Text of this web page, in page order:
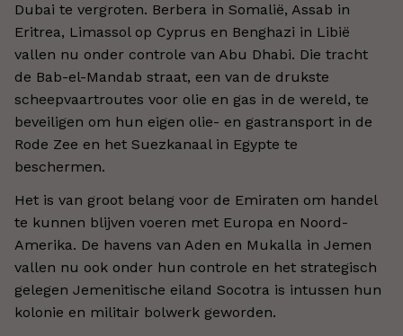
Dubai te vergroten. Berbera in Somalië, Assab in
Eritrea, Limassol op Cyprus en Benghazi in Libië
vallen nu onder controle van Abu Dhabi. Die tracht
de Bab-el-Mandab straat, een van de drukste
scheepvaartroutes voor olie en gas in de wereld, te
beveiligen om hun eigen olie- en gastransport in de
Rode Zee en het Suezkanaal in Egypte te
beschermen.
Het is van groot belang voor de Emiraten om handel
te kunnen blijven voeren met Europa en Noord-
Amerika. De havens van Aden en Mukalla in Jemen
vallen nu ook onder hun controle en het strategisch
gelegen Jemenitische eiland Socotra is intussen hun
kolonie en militair bolwerk geworden.